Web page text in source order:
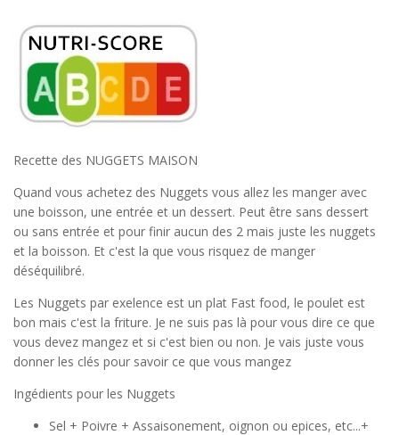
Recette des NUGGETS MAISON
Quand vous achetez des Nuggets vous allez les manger avec
une boisson, une entrée et un dessert. Peut être sans dessert
ou sans entrée et pour finir aucun des 2 mais juste les nuggets
et la boisson. Et c'est la que vous risquez de manger
déséquilibré.
Les Nuggets par exelence est un plat Fast food, le poulet est
bon mais c'est la friture. Je ne suis pas là pour vous dire ce que
vous devez mangez et si c'est bien ou non. Je vais juste vous
donner les clés pour savoir ce que vous mangez
Ingédients pour les Nuggets
Sel + Poivre + Assaisonement, oignon ou epices, etc...+